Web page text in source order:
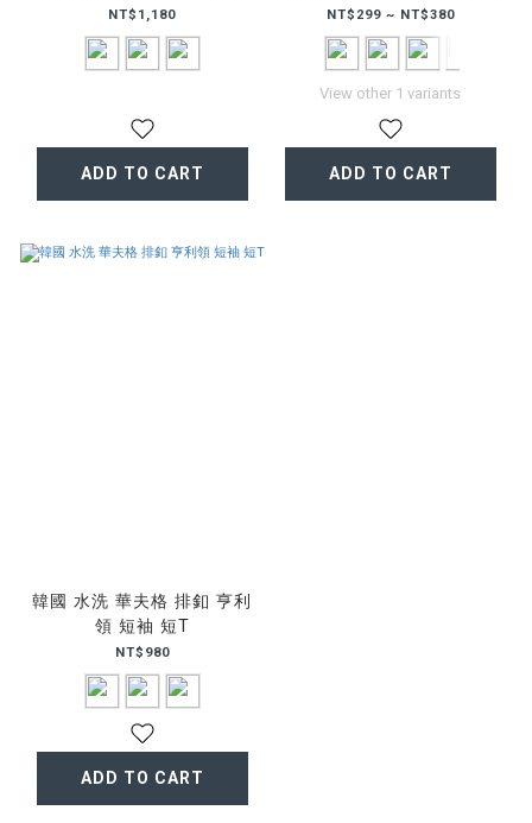
NT$1,180
ADD TO CART
短T
NT$299 ~ NT$380
View other 1 variants
ADD TO CART
韓國 水洗 華夫格 排釦 亨利
領 短袖 短T
NT$980
ADD TO CART